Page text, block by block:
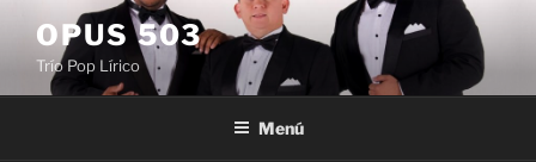
contenido
OPUS 503
Trío Pop Lírico
Menú